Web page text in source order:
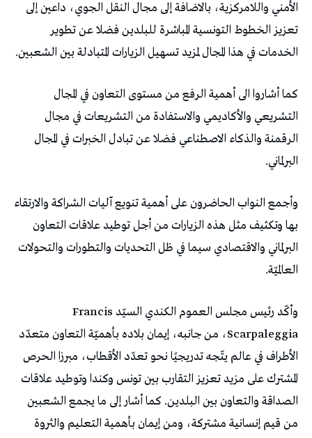
الأمني واللامركزية، بالاضافة إلى مجال النقل الجوي، داعين إلى
تعزيز الخطوط التونسية المباشرة للبلدين فضلا عن تطوير
الخدمات في هذا المجال لمزيد تسهيل الزيارات المتبادلة بين الشعبين.
كما أشاروا الى أهمية الرفع من مستوى التعاون في المجال
التشريعي والأكاديمي والاستفادة من التشريعات في مجال
الرقمنة والذكاء الاصطناعي فضلا عن تبادل الخبرات في المجال
البرلماني.
وأجمع النواب الحاضرون على أهمية تنويع آليات الشراكة والارتقاء
بها وتكثيف مثل هذه الزيارات من أجل توطيد علاقات التعاون
البرلماني والاقتصادي سيما في ظل التحديات والتطورات والتحولات
العالميّة.
وأكّد رئيس مجلس العموم الكندي السيّد Francis
Scarpaleggia، من جانبه، إيمان بلاده بأهميّة التعاون متعدّد
الأطراف في عالم يتّجه تدريجيًا نحو تعدّد الأقطاب، مبرزا الحرص
المشترك على مزيد تعزيز التقارب بين تونس وكندا وتوطيد علاقات
الصداقة والتعاون بين البلدين. كما أشار إلى ما يجمع الشعبين
من قيم إنسانية مشتركة، ومن إيمان بأهمية التعليم والثروة